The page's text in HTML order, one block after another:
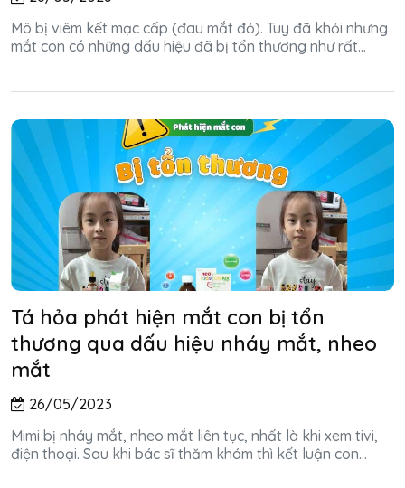
Mô bị viêm kết mạc cấp (đau mắt đỏ). Tuy đã khỏi nhưng
mắt con có những dấu hiệu đã bị tổn thương như rất...
Tá hỏa phát hiện mắt con bị tổn
thương qua dấu hiệu nháy mắt, nheo
mắt
26/05/2023
Mimi bị nháy mắt, nheo mắt liên tục, nhất là khi xem tivi,
điện thoại. Sau khi bác sĩ thăm khám thì kết luận con...